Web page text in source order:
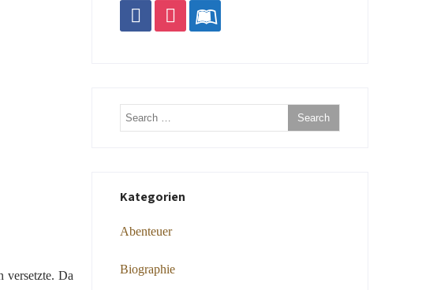
versetzte. Da
facebookinstagramleanpub
Kategorien
Abenteuer
Biographie